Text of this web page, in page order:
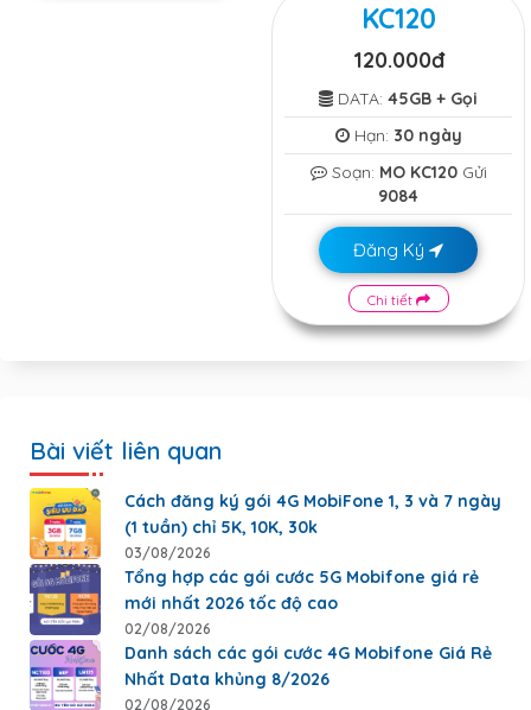
KC120
120.000đ
DATA: 45GB + Gọi
Hạn: 30 ngày
Soạn: MO KC120Gửi
9084
Đăng Ký
Chi tiết
Bài viết liên quan
Cách đăng ký gói 4G MobiFone 1, 3 và 7 ngày
(1 tuần) chỉ 5K, 10K, 30k
03/08/2026
Tổng hợp các gói cước 5G Mobifone giá rẻ
mới nhất 2026 tốc độ cao
02/08/2026
Danh sách các gói cước 4G Mobifone Giá Rẻ
Nhất Data khủng 8/2026
02/08/2026